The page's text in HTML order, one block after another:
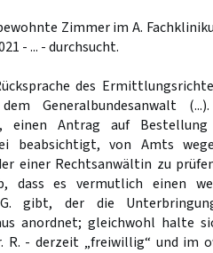
Zimmer im A.
- ... - durchsucht.
des
Generalbundesanwalt
einen Antrag auf Bestellung
beabsichtigt, von Amts
einer Rechtsanwältin zu
dass es vermutlich einen
G. gibt, der die
anordnet; gleichwohl halte
R. - derzeit „freiwillig“ und im